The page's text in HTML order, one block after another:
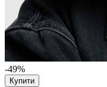
-49%
Купити